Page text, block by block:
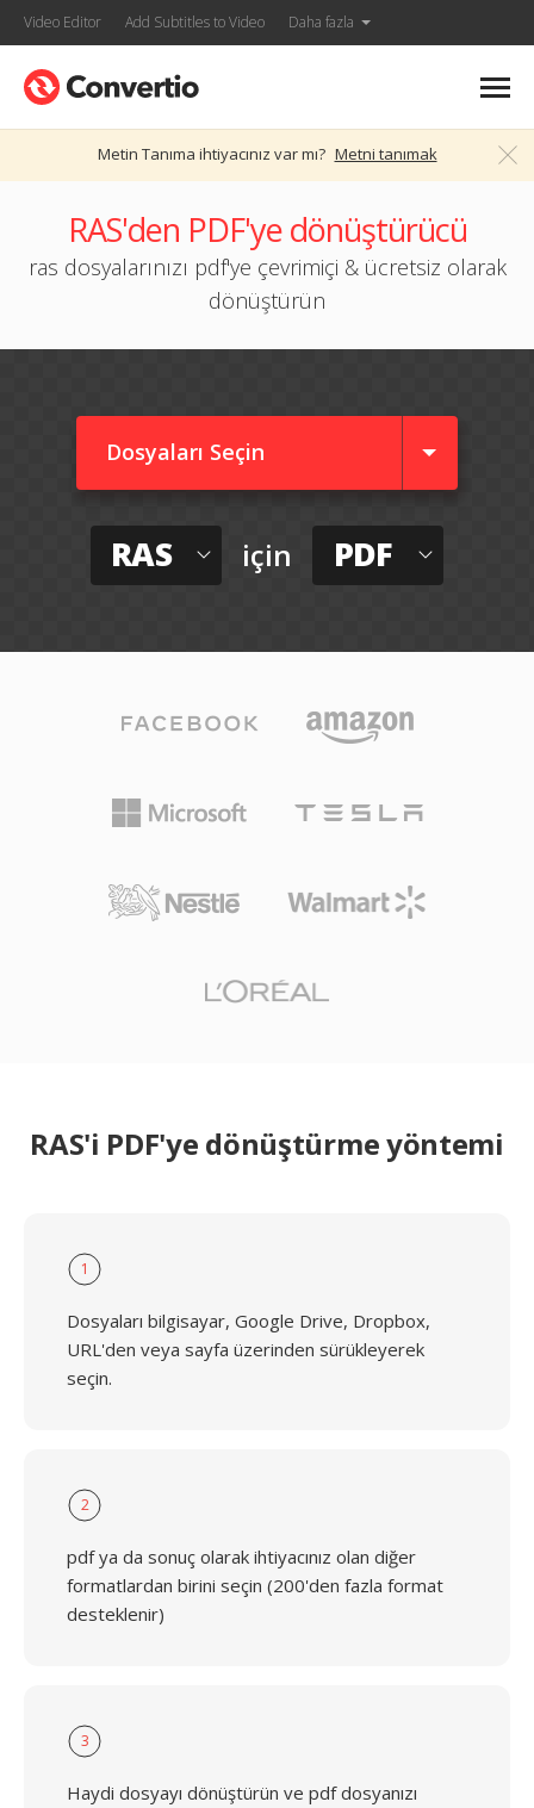
Video Editor Add Subtitles to Video Daha fazla
Metin Tanıma ihtiyacınız var mı? Metni tanımak
RAS'den PDF'ye dönüştürücü
ras dosyalarınızı pdf'ye çevrimiçi & ücretsiz olarak
dönüştürün
Dosyaları Seçin
RAS için PDF
RAS'i PDF'ye dönüştürme yöntemi
1
Dosyaları bilgisayar, Google Drive, Dropbox,
URL'den veya sayfa üzerinden sürükleyerek
seçin.
2
pdf ya da sonuç olarak ihtiyacınız olan diğer
formatlardan birini seçin (200'den fazla format
desteklenir)
3
Haydi dosyayı dönüştürün ve pdf dosyanızı